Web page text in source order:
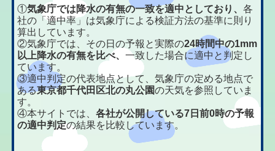
①気象庁では降水の有無の一致を適中としており、各
社の「適中率」は気象庁による検証方法の基準に則り
算出しています。
②気象庁では、その日の予報と実際の24時間中の1mm
以上降水の有無を比べ、一致した場合に適中と判定し
ています。
③適中判定の代表地点として、気象庁の定める地点で
ある東京都千代田区北の丸公園の天気を参照していま
す。
④本サイトでは、各社が公開している7日前0時の予報
の適中判定の結果を比較しています。